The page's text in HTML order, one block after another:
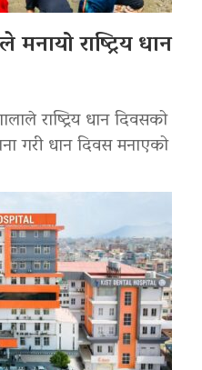
राष्ट्रिय धान
राष्ट्रिय धान दिवसको
गरी धान दिवस मनाएको